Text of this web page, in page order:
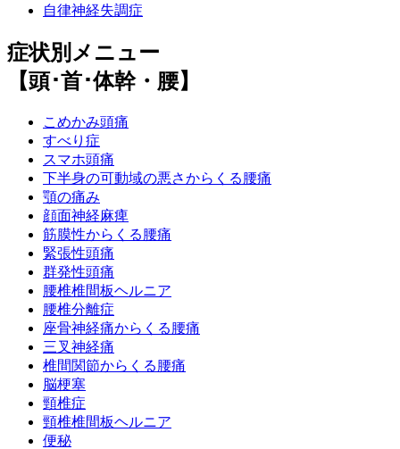
自律神経失調症
症状別メニュー
【頭･首･体幹・腰】
こめかみ頭痛
すべり症
スマホ頭痛
下半身の可動域の悪さからくる腰痛
顎の痛み
顔面神経麻痺
筋膜性からくる腰痛
緊張性頭痛
群発性頭痛
腰椎椎間板ヘルニア
腰椎分離症
座骨神経痛からくる腰痛
三叉神経痛
椎間関節からくる腰痛
脳梗塞
頸椎症
頸椎椎間板ヘルニア
便秘